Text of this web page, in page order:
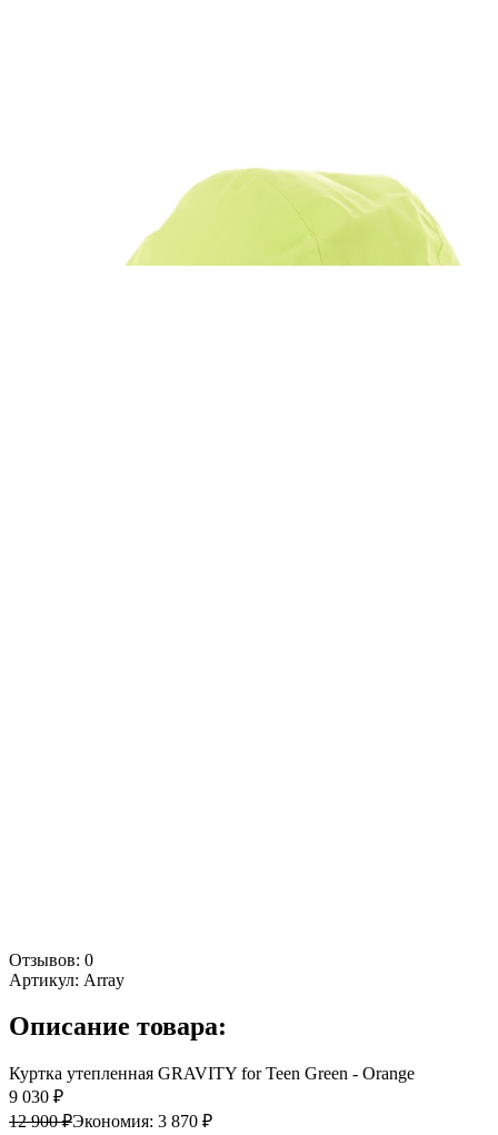
Отзывов: 0
Артикул: Array
Описание товара:
Куртка утепленная GRAVITY for Teen Green - Orange
9 030 ₽
12 900 ₽Экономия: 3 870 ₽